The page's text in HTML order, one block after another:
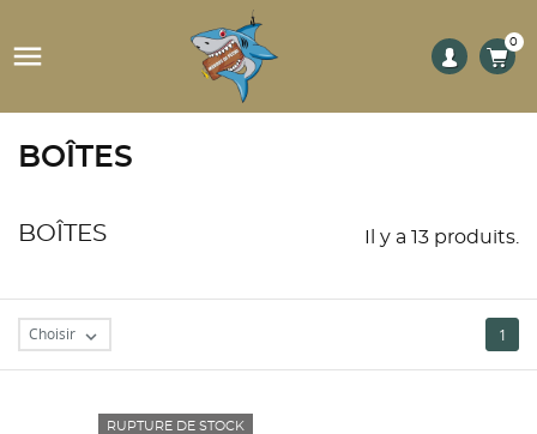
 0
BOÎTES
BOÎTES Il y a 13 produits.
Choisir  1
RUPTURE DE STOCK